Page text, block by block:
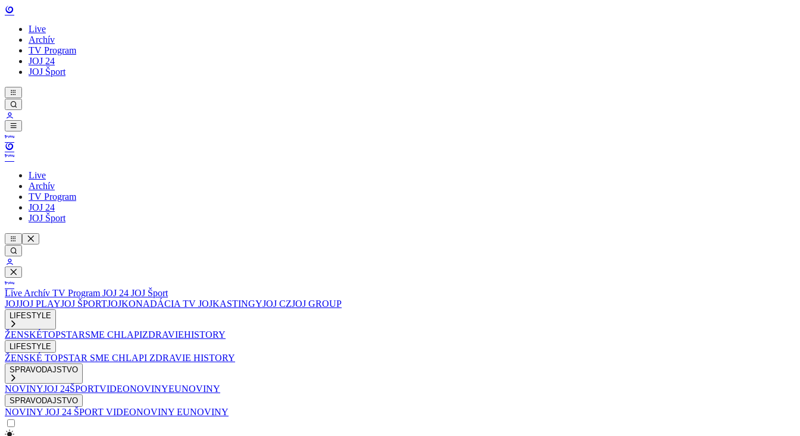
Live
Archív
TV Program
JOJ 24
JOJ Šport
Live
Archív
TV Program
JOJ 24
JOJ Šport
Live Archív TV Program JOJ 24 JOJ Šport
JOJJOJ PLAYJOJ ŠPORTJOJKONADÁCIA TV JOJKASTINGYJOJ CZJOJ GROUP
LIFESTYLE
ŽENSKÉTOPSTARSME CHLAPIZDRAVIEHISTORY
LIFESTYLE
ŽENSKÉ TOPSTAR SME CHLAPI ZDRAVIE HISTORY
SPRAVODAJSTVO
NOVINYJOJ 24ŠPORTVIDEONOVINYEUNOVINY
SPRAVODAJSTVO
NOVINY JOJ 24 ŠPORT VIDEONOVINY EUNOVINY